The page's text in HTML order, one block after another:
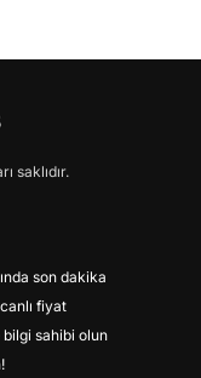
saklıdır.
son dakika
fiyat
sahibi olun